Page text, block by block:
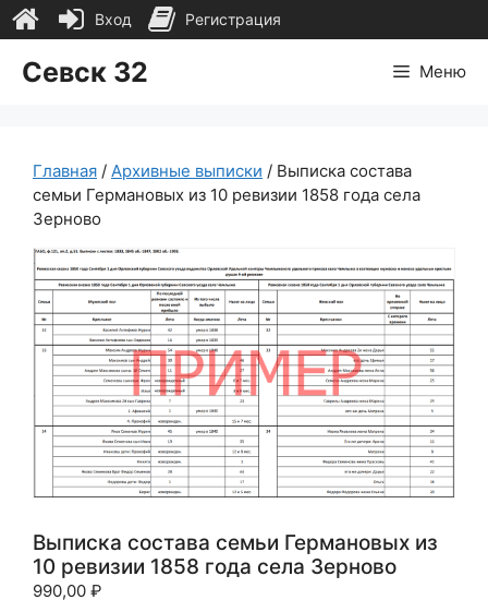
Севск 32 Меню
Главная / Архивные выписки / Выписка состава
семьи Германовых из 10 ревизии 1858 года села
Зерново
Выписка состава семьи Германовых из
10 ревизии 1858 года села Зерново
990,00 ₽
Вход Регистрация